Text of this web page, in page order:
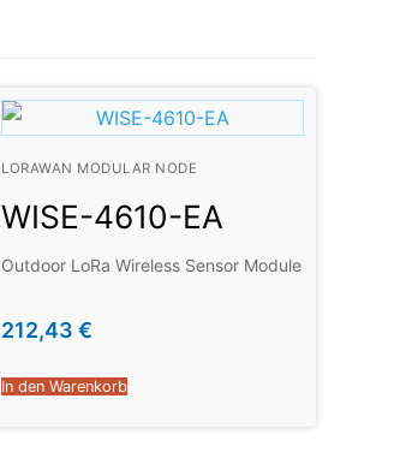
LORAWAN MODULAR NODE
WISE-4610-EA
Outdoor LoRa Wireless Sensor Module
212,43 €
In den Warenkorb